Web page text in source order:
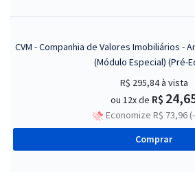
CVM - Companhia de Valores Imobiliários -
(Módulo Especial) (Pré-
R$ 295,84à vista
ou 12x de R$
Economize R$ 73,96
Comprar